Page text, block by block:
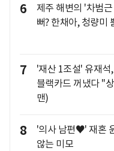
6
제주 해변의 '차범
뻐? 한채아, 청량미
7
'재산 1조설' 유재석
블랙카드 꺼냈다 "
맨)
8
'의사 남편♥' 재혼
않는 미모